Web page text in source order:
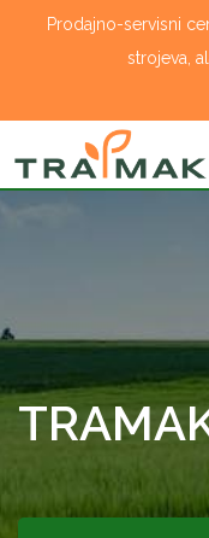
Prodajno-servisni
strojeva,